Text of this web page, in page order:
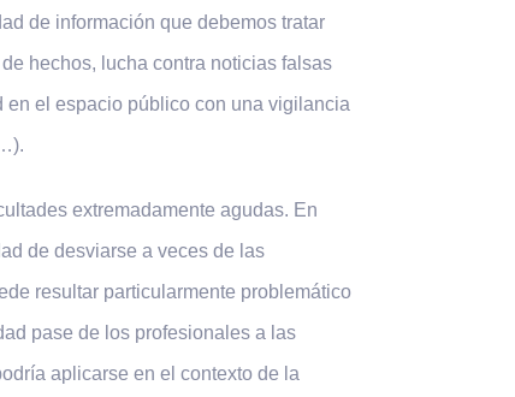
de información que debemos tratar
hechos, lucha contra noticias falsas
el espacio público con una vigilancia
extremadamente agudas. En
de desviarse a veces de las
resultar particularmente problemático
pase de los profesionales a las
aplicarse en el contexto de la